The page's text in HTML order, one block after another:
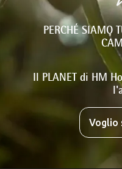
PERCHÉ SIAMO
Il PLANET di HM
Voglio